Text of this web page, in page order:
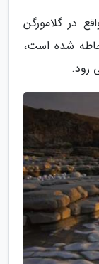
در گلامورگن
شده است،
رود.